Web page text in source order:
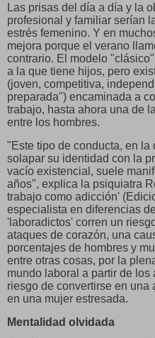
Las prisas del día a día y la
profesional y familiar serían
estrés femenino. Y en
mejora porque el verano
contrario. El modelo
a la que tiene hijos, pero
(joven, competitiva,
preparada") encaminada a
trabajo, hasta ahora una de
entre los hombres.
"Este tipo de conducta, en la
solapar su identidad con la
vacío existencial, suele
años", explica la psiquiatra
trabajo como adicción'
especialista en diferencias
'laboradictos' corren un
ataques de corazón, una
porcentajes de hombres y
entre otras cosas, por la
mundo laboral a partir de
riesgo de convertirse en una
en una mujer estresada.
Mentalidad olvidada